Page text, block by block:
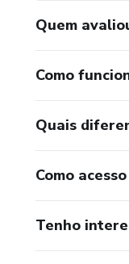
Quem
Como
Quais
Como
Tenho